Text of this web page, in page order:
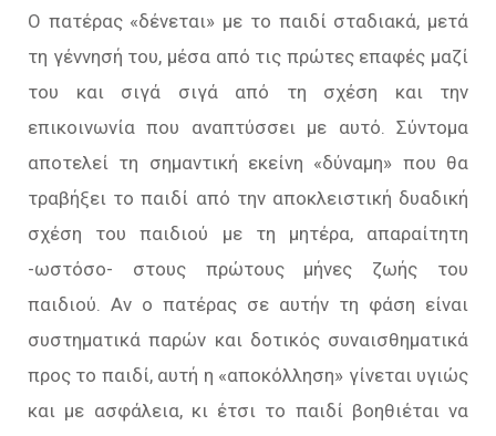
Ο πατέρας «δένεται» με το παιδί σταδιακά, μετά
τη γέννησή του, μέσα από τις πρώτες επαφές μαζί
του και σιγά σιγά από τη σχέση και την
επικοινωνία που αναπτύσσει με αυτό. Σύντομα
αποτελεί τη σημαντική εκείνη «δύναμη» που θα
τραβήξει το παιδί από την αποκλειστική δυαδική
σχέση του παιδιού με τη μητέρα, απαραίτητη
-ωστόσο- στους πρώτους μήνες ζωής του
παιδιού. Αν ο πατέρας σε αυτήν τη φάση είναι
συστηματικά παρών και δοτικός συναισθηματικά
προς το παιδί, αυτή η «αποκόλληση» γίνεται υγιώς
και με ασφάλεια, κι έτσι το παιδί βοηθιέται να